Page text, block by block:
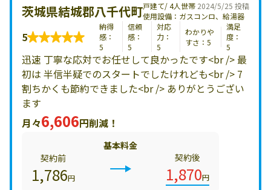
2024/5/25 投稿
茨城県結城郡八千代町戸建て/ 4人世帯
使用設備：ガスコンロ、給湯器
5
納得
感：
5
信頼
感：
5
対応
力：
5
わかりや
すさ：5
満足
度：
5
迅速 丁寧な応対でお任せして良かったです<br /> 最
初は 半信半疑でのスタートでしたけれども<br /> 7
割ちかくも節約できました<br /> ありがとうござい
ます
月々6,606円削減！
基本料金
契約前
1,786円
契約後
1,870円